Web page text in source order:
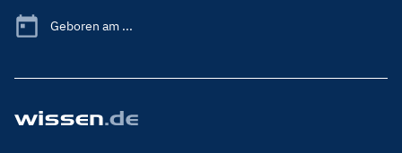
Geboren am ...